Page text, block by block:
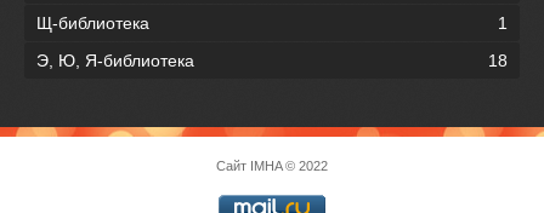
Щ-библиотека
1
Э, Ю, Я-библиотека
18
Сайт IMHA© 2022